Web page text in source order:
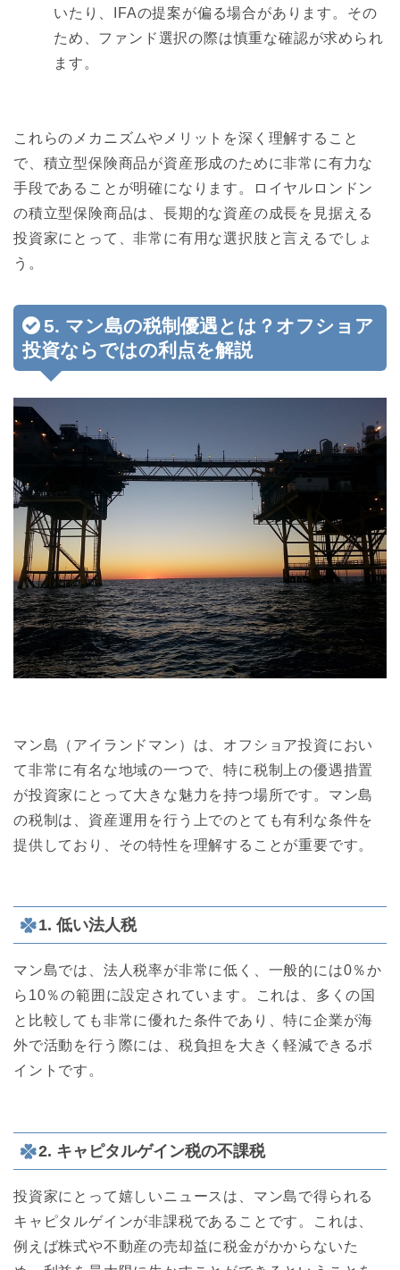
いたり、IFAの提案が偏る場合があります。その
ため、ファンド選択の際は慎重な確認が求められ
ます。
これらのメカニズムやメリットを深く理解すること
で、積立型保険商品が資産形成のために非常に有力な
手段であることが明確になります。ロイヤルロンドン
の積立型保険商品は、長期的な資産の成長を見据える
投資家にとって、非常に有用な選択肢と言えるでしょ
う。
5. マン島の税制優遇とは？オフショア
投資ならではの利点を解説
マン島（アイランドマン）は、オフショア投資におい
て非常に有名な地域の一つで、特に税制上の優遇措置
が投資家にとって大きな魅力を持つ場所です。マン島
の税制は、資産運用を行う上でのとても有利な条件を
提供しており、その特性を理解することが重要です。
1. 低い法人税
マン島では、法人税率が非常に低く、一般的には0％か
ら10％の範囲に設定されています。これは、多くの国
と比較しても非常に優れた条件であり、特に企業が海
外で活動を行う際には、税負担を大きく軽減できるポ
イントです。
2. キャピタルゲイン税の不課税
投資家にとって嬉しいニュースは、マン島で得られる
キャピタルゲインが非課税であることです。これは、
例えば株式や不動産の売却益に税金がかからないた